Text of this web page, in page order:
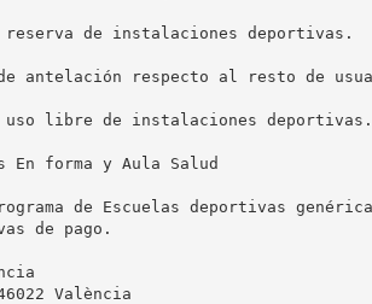
de instalaciones deportivas.
antelación respecto al resto de
libre de instalaciones deportivas.
En forma y Aula Salud
de Escuelas deportivas
de pago.
València